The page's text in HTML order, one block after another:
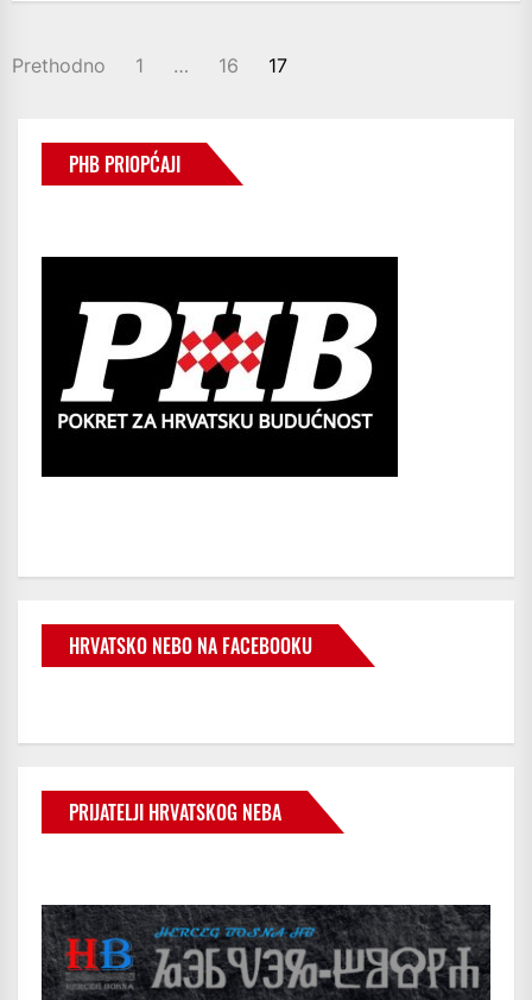
BROJEVI
OBJAVA
Prethodno 1 … 16 17
PHB PRIOPĆAJI
HRVATSKO NEBO NA FACEBOOKU
PRIJATELJI HRVATSKOG NEBA